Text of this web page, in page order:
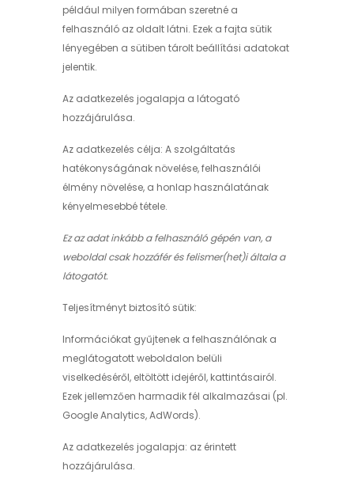
például milyen formában szeretné a
felhasználó az oldalt látni. Ezek a fajta sütik
lényegében a sütiben tárolt beállítási adatokat
jelentik.
Az adatkezelés jogalapja a látogató
hozzájárulása.
Az adatkezelés célja: A szolgáltatás
hatékonyságának növelése, felhasználói
élmény növelése, a honlap használatának
kényelmesebbé tétele.
Ez az adat inkább a felhasználó gépén van, a
weboldal csak hozzáfér és felismer(het)i általa a
látogatót.
Teljesítményt biztosító sütik:
Információkat gyűjtenek a felhasználónak a
meglátogatott weboldalon belüli
viselkedéséről, eltöltött idejéről, kattintásairól.
Ezek jellemzően harmadik fél alkalmazásai (pl.
Google Analytics, AdWords).
Az adatkezelés jogalapja: az érintett
hozzájárulása.